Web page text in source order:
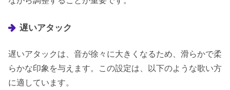
遅いアタック
遅いアタックは、音が徐々に大きくなるため、滑らかで柔
らかな印象を与えます。この設定は、以下のような歌い方
に適しています。